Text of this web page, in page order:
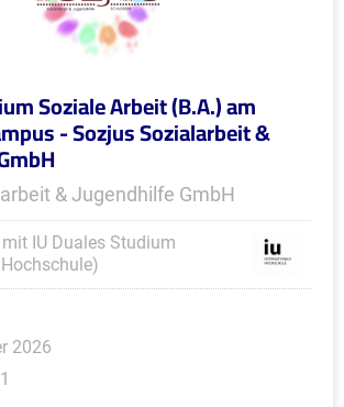
Soziale Arbeit (B.A.) am
- Sozjus Sozialarbeit &
& Jugendhilfe GmbH
IU Duales Studium
2026